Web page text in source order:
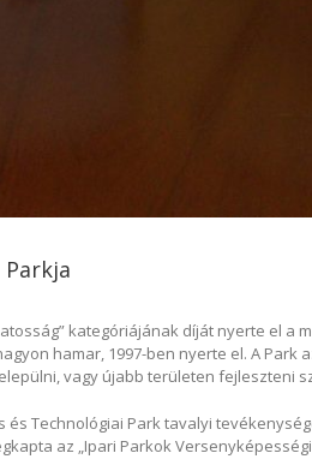
kategóriájának díját nyerte el a
hamar, 1997-ben nyerte el. A
vagy újabb területen fejleszteni
Technológiai Park tavalyi
az „Ipari Parkok